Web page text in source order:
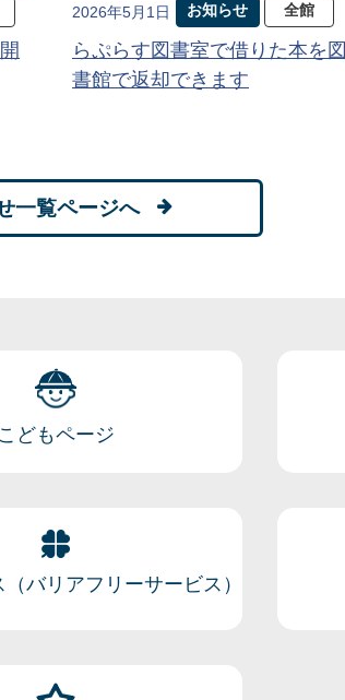
2026年5月1日 お知らせ 全館
らぷらす図書室で借りた本を図
書館で返却できます
一覧ページへ
こどもページ
バリアフリーサービス）